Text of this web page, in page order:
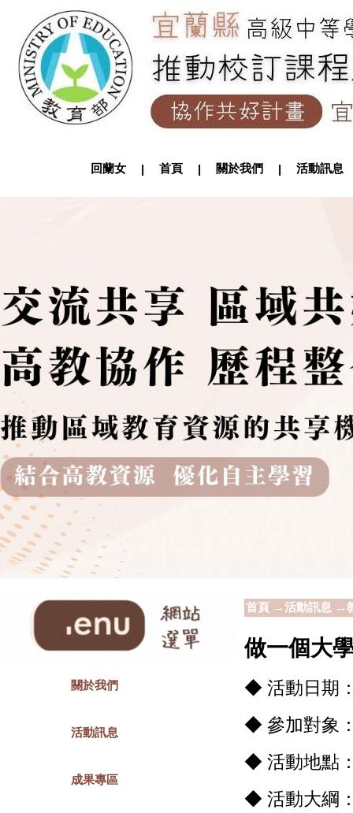
回蘭女 | 首頁 | 關於我們 | 活動訊
關於我們
活動訊息
成果專區
首頁 →活動訊息 →
做一個大
◆ 活動日期
◆ 參加對象
◆ 活動地點
◆ 活動大綱